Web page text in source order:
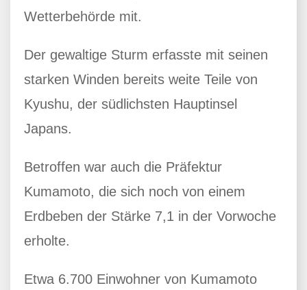
Wetterbehörde mit.
Der gewaltige Sturm erfasste mit seinen
starken Winden bereits weite Teile von
Kyushu, der südlichsten Hauptinsel
Japans.
Betroffen war auch die Präfektur
Kumamoto, die sich noch von einem
Erdbeben der Stärke 7,1 in der Vorwoche
erholte.
Etwa 6.700 Einwohner von Kumamoto